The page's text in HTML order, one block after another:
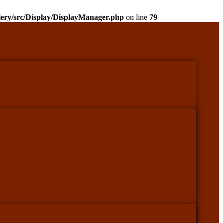
src/Display/DisplayManager.php on line 79